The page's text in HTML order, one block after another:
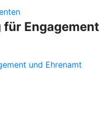
Engagement
und Ehrenamt